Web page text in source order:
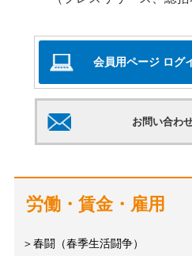
会員用ページ ログ
お問い合わ
労働・賃金・雇用
春闘（春季生活闘争）